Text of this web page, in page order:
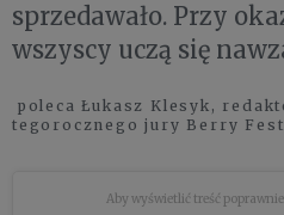
sprzedawało. Przy
wszyscy uczą się
poleca Łukasz Klesyk,
tegorocznego jury Berry
Aby wyświetlić treść poprawnie